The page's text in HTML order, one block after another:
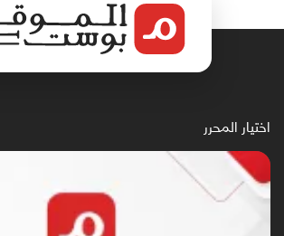
اختيار المحرر